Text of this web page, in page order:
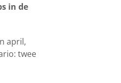
in de
april,
twee